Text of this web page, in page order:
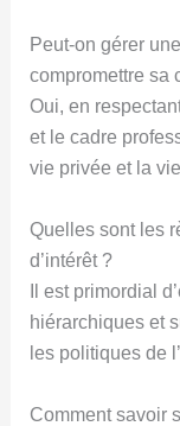
Peut-on gérer
compromettre sa
Oui, en
et le cadre
vie privée et la
Quelles sont les
d’intérêt ?
Il est primordial
hiérarchiques et
les politiques de
Comment savoir